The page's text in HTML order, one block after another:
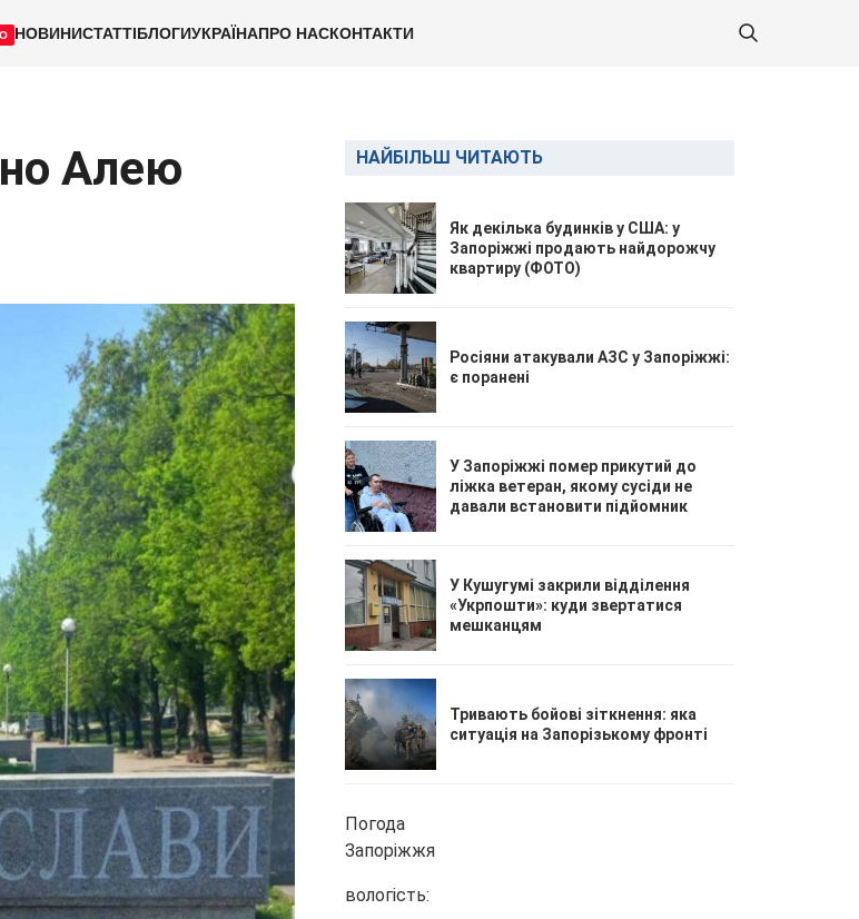
НОВИНИСТАТТІБЛОГИУКРАЇНАПРО НАСКОНТАКТИ
Алею
НАЙБІЛЬШ ЧИТАЮТЬ
Як декілька будинків у США: у
Запоріжжі продають найдорожчу
квартиру (ФОТО)
Росіяни атакували АЗС у Запоріжжі:
є поранені
У Запоріжжі помер прикутий до
ліжка ветеран, якому сусіди не
давали встановити підйомник
У Кушугумі закрили відділення
«Укрпошти»: куди звертатися
мешканцям
Тривають бойові зіткнення: яка
ситуація на Запорізькому фронті
Погода
Запоріжжя
вологість: